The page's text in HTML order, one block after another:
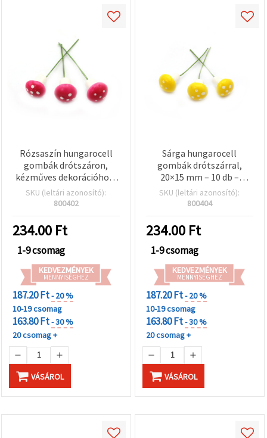
Rózsaszín hungarocell
gombák drótszáron,
kézműves dekorációhoz,
20x15 mm, 10 db
SKU (leltári azonosító):
800402
234.00 Ft
1-9 csomag
KEDVEZMÉNYEK
MENNYISÉGHEZ
187.20 Ft- 20 %
10-19 csomag
163.80 Ft- 30 %
20 csomag +
VÁSÁROL
Sárga hungarocell
gombák drótszárral,
20×15 mm – 10 db –
hobby, kézműves,
virágkötészeti, koszorú-
SKU (leltári azonosító):
800404
234.00 Ft
1-9 csomag
KEDVEZMÉNYEK
MENNYISÉGHEZ
187.20 Ft- 20 %
10-19 csomag
163.80 Ft- 30 %
20 csomag +
VÁSÁROL